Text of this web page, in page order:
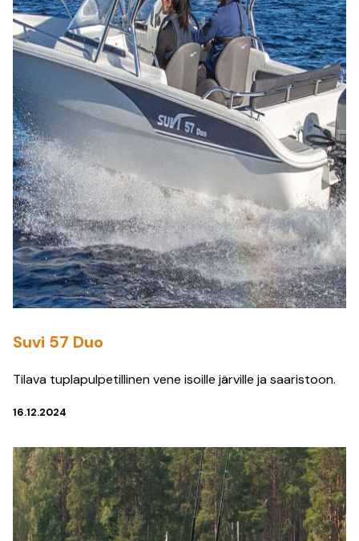
Suvi 57 Duo
Tilava tuplapulpetillinen vene isoille järville ja saaristoon.
16.12.2024